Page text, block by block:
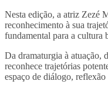
Nesta edição, a atriz Zezé
reconhecimento à sua
fundamental para a cultura
Da dramaturgia à atuação,
reconhece trajetórias
espaço de diálogo,